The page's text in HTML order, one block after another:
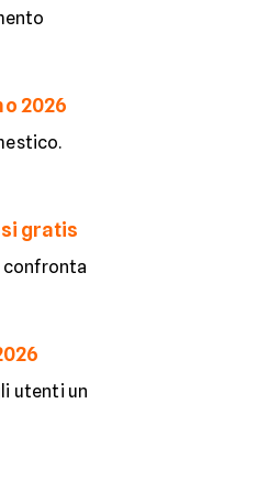
2026
gratis
confronta
utenti un